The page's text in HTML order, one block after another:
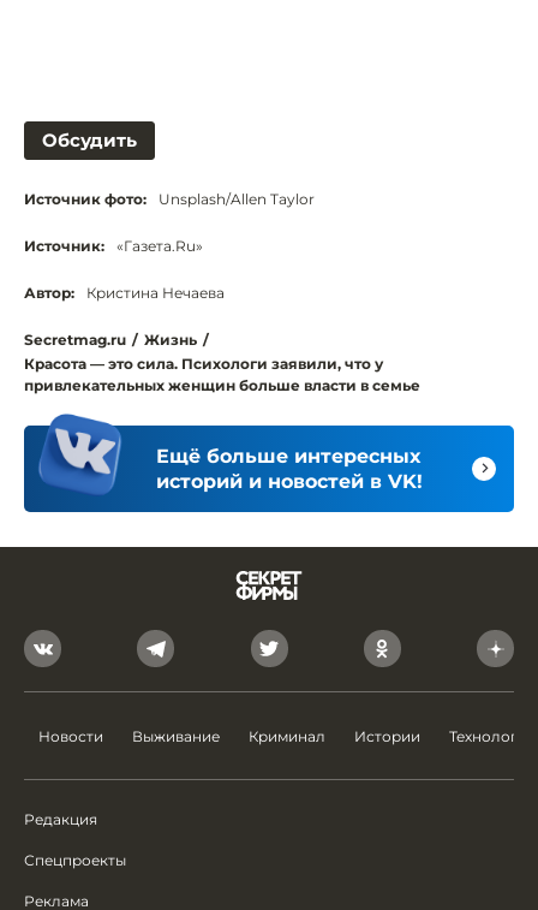
Обсудить
Источник фото: Unsplash/Allen Taylor
Источник: «Газета.Ru»
Автор: Кристина Нечаева
Secretmag.ru / Жизнь /
Красота — это сила. Психологи заявили, что у
привлекательных женщин больше власти в семье
Ещё больше интересных
историй и новостей в VK!
Новости Выживание Криминал Истории Технологии
Редакция
Спецпроекты
Реклама